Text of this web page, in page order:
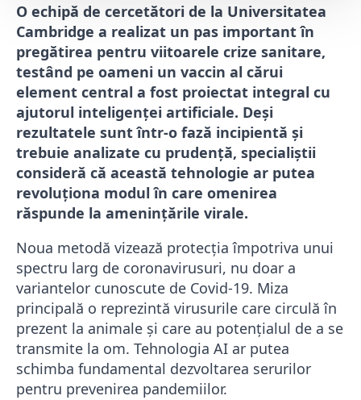
O echipă de cercetători de la Universitatea
Cambridge a realizat un pas important în
pregătirea pentru viitoarele crize sanitare,
testând pe oameni un vaccin al cărui
element central a fost proiectat integral cu
ajutorul inteligenței artificiale. Deși
rezultatele sunt într-o fază incipientă și
trebuie analizate cu prudență, specialiștii
consideră că această tehnologie ar putea
revoluționa modul în care omenirea
răspunde la amenințările virale.
Noua metodă vizează protecția împotriva unui
spectru larg de coronavirusuri, nu doar a
variantelor cunoscute de Covid-19. Miza
principală o reprezintă virusurile care circulă în
prezent la animale și care au potențialul de a se
transmite la om. Tehnologia AI ar putea
schimba fundamental dezvoltarea serurilor
pentru prevenirea pandemiilor.